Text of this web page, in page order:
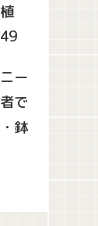
ー
で
鉢